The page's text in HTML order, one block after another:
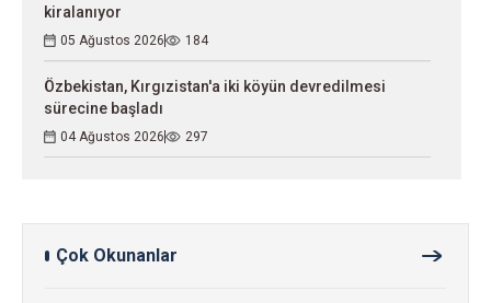
kiralanıyor
05 Ağustos 2026 184
Özbekistan, Kırgızistan'a iki köyün devredilmesi
sürecine başladı
04 Ağustos 2026 297
Çok Okunanlar